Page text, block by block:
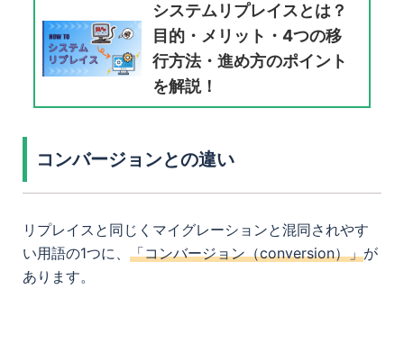
システムリプレイスとは？
目的・メリット・4つの移
行方法・進め方のポイント
を解説！
コンバージョンとの違い
リプレイスと同じくマイグレーションと混同されやす
い用語の1つに、 「コンバージョン（conversion）」が
あります。